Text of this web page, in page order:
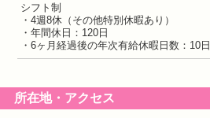
シフト制
・4週8休（その他特別休暇あり）
・年間休日：120日
・6ヶ月経過後の年次有給休暇日数：10日
所在地・アクセス